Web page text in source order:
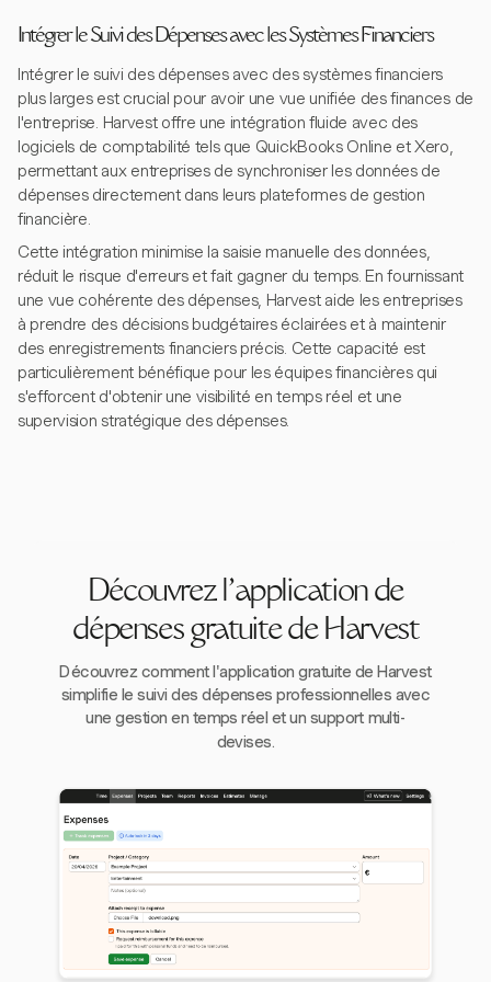
Intégrer le Suivi des Dépenses avec les Systèmes Financiers
Intégrer le suivi des dépenses avec des systèmes financiers
plus larges est crucial pour avoir une vue unifiée des finances de
l'entreprise. Harvest offre une intégration fluide avec des
logiciels de comptabilité tels que QuickBooks Online et Xero,
permettant aux entreprises de synchroniser les données de
dépenses directement dans leurs plateformes de gestion
financière.
Cette intégration minimise la saisie manuelle des données,
réduit le risque d'erreurs et fait gagner du temps. En fournissant
une vue cohérente des dépenses, Harvest aide les entreprises
à prendre des décisions budgétaires éclairées et à maintenir
des enregistrements financiers précis. Cette capacité est
particulièrement bénéfique pour les équipes financières qui
s'efforcent d'obtenir une visibilité en temps réel et une
supervision stratégique des dépenses.
Découvrez l'application de
dépenses gratuite de Harvest
Découvrez comment l'application gratuite de Harvest
simplifie le suivi des dépenses professionnelles avec
une gestion en temps réel et un support multi-
devises.